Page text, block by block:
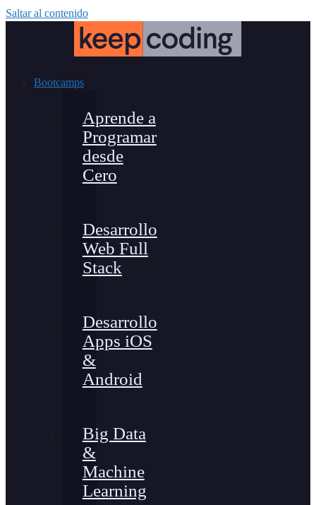
Saltar al contenido
Bootcamps
Aprende a
Programar
desde
Cero
Desarrollo
Web Full
Stack
Desarrollo
Apps iOS
&
Android
Big Data
&
Machine
Learning